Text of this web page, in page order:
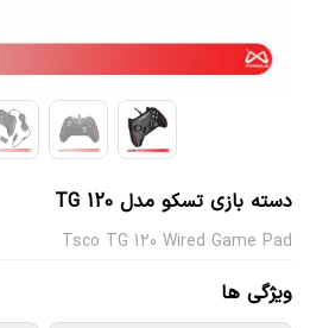
دسته بازی تسکو مدل TG 120
Tsco TG 120 Wired Game Pad
ویژگی ها